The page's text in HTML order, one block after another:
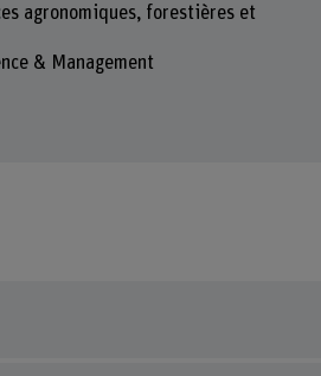
agronomiques, forestières et
& Management